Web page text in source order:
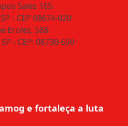
Sales 165
- CEP 08674-020
Eroles, 588
- CEP: 08730-590
e fortaleça a luta